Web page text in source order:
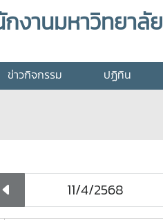
านมหาวิทยาลัย
ข่าวกิจกรรม ปฏิทิน